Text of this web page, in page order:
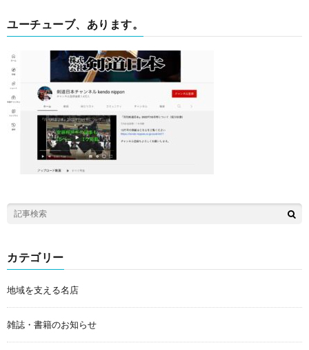
ユーチューブ、あります。
カテゴリー
地域を支える名店
雑誌・書籍のお知らせ